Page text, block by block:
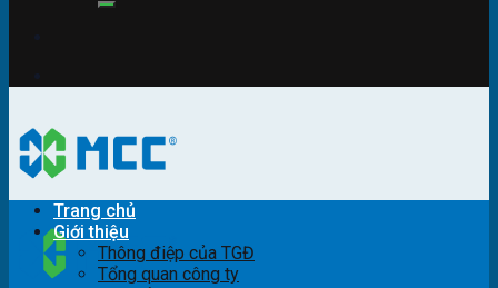
Trang chủ
Giới thiệu
Thông điệp của TGĐ
Tổng quan công ty